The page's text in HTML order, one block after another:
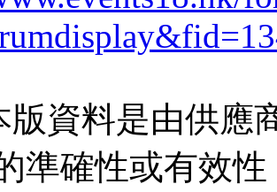
版資料是由供應
準確性或有效